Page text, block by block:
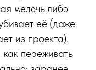
мелочь либо
её (даже
из проекта).
переживать